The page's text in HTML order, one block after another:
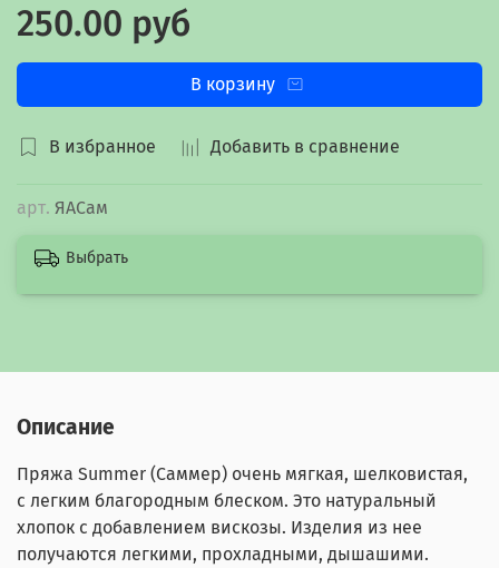
В избранное Добавить в сравнение
арт. ЯАСам
250.00 руб
В корзину
Выбрать
Описание
Пряжа Summer (Саммер) очень мягкая, шелковистая,
с легким благородным блеском. Это натуральный
хлопок с добавлением вискозы. Изделия из нее
получаются легкими, прохладными, дышашими.